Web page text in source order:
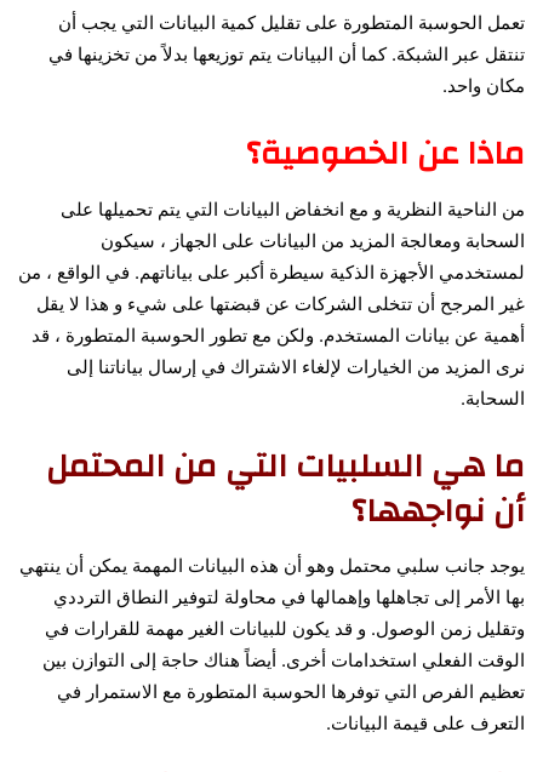
تعمل الحوسبة المتطورة على تقليل كمية البيانات التي يجب أن
تنتقل عبر الشبكة. كما أن البيانات يتم توزيعها بدلاً من تخزينها في
مكان واحد.
ماذا عن الخصوصية؟
من الناحية النظرية و مع انخفاض البيانات التي يتم تحميلها على
السحابة ومعالجة المزيد من البيانات على الجهاز ، سيكون
لمستخدمي الأجهزة الذكية سيطرة أكبر على بياناتهم. في الواقع ، من
غير المرجح أن تتخلى الشركات عن قبضتها على شيء و هذا لا يقل
أهمية عن بيانات المستخدم. ولكن مع تطور الحوسبة المتطورة ، قد
نرى المزيد من الخيارات لإلغاء الاشتراك في إرسال بياناتنا إلى
السحابة.
ما هي السلبيات التي من المحتمل
أن نواجهها؟
يوجد جانب سلبي محتمل وهو أن هذه البيانات المهمة يمكن أن ينتهي
بها الأمر إلى تجاهلها وإهمالها في محاولة لتوفير النطاق الترددي
وتقليل زمن الوصول. و قد يكون للبيانات الغير مهمة للقرارات في
الوقت الفعلي استخدامات أخرى. أيضاً هناك حاجة إلى التوازن بين
تعظيم الفرص التي توفرها الحوسبة المتطورة مع الاستمرار في
التعرف على قيمة البيانات.